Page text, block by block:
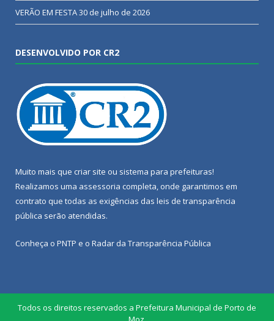
VERÃO EM FESTA30 de julho de 2026
DESENVOLVIDO POR CR2
Muito mais que criar site ou sistema para prefeituras!
Realizamos uma assessoria completa, onde garantimos em
contrato que todas as exigências das leis de transparência
pública serão atendidas.
Conheça o PNTP e o Radar da Transparência Pública
Todos os direitos reservados a Prefeitura Municipal de Porto de